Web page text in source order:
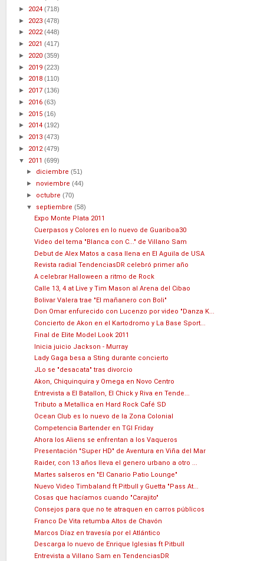
► 2024 (718)
► 2023 (478)
► 2022(448)
► 2021 (417)
► 2020 (359)
► 2019 (223)
► 2018 (110)
► 2017 (136)
► 2016 (63)
► 2015 (16)
► 2014 (192)
► 2013 (473)
► 2012(479)
▼ 2011 (699)
► diciembre(51)
► noviembre(44)
► octubre(70)
▼ septiembre(58)
Expo Monte Plata 2011
Cuerpasos y Colores en lo nuevo de Guariboa30
Video del tema "Blanca con C..." de Villano Sam
Debut de Alex Matos a casa llena en El Aguila de USA
Revista radial TendenciasDR celebró primer año
A celebrar Halloween a ritmo de Rock
Calle 13, 4 at Live y Tim Mason al Arena del Cibao
Bolivar Valera trae "El mañanero con Boli"
Don Omar enfurecido con Lucenzo por video "Danza K...
Concierto de Akon en el Kartodromo y La Base Sport...
Final de Elite Model Look 2011
Inicia juicio Jackson - Murray
Lady Gaga besa a Sting durante concierto
JLo se "desacata" tras divorcio
Akon, Chiquinquira y Omega en Novo Centro
Entrevista a El Batallon, El Chick y Riva en Tende...
Tributo a Metallica en Hard Rock Café SD
Ocean Club es lo nuevo de la Zona Colonial
Competencia Bartender en TGI Friday
Ahora los Aliens se enfrentan a los Vaqueros
Presentación "Super HD" de Aventura en Viña del Mar
Raider, con 13 años lleva el genero urbano a otro ...
Martes salseros en "El Canario Patio Lounge"
Nuevo Video Timbaland ft Pitbull y Guetta "Pass At...
Cosas que hacíamos cuando "Carajito"
Consejos para que no te atraquen en carros públicos
Franco De Vita retumba Altos de Chavón
Marcos Díaz en travesía por el Atlántico
Descarga lo nuevo de Enrique Iglesias ft Pitbull
Entrevista a Villano Sam en TendenciasDR